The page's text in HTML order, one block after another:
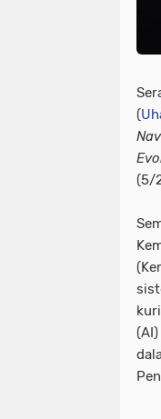
(
(5/